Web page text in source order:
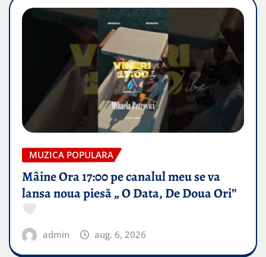
MUZICA POPULARA
Mâine Ora 17:00 pe canalul meu se va
lansa noua piesă „ O Data, De Doua Ori”
admin aug. 6, 2026